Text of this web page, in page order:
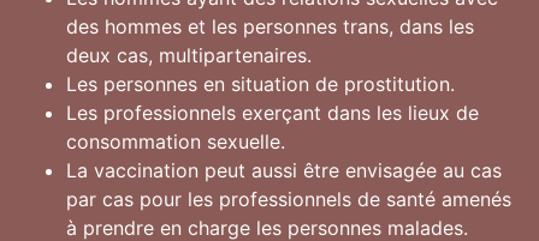
des hommes et les personnes trans, dans les
deux cas, multipartenaires.
Les personnes en situation de prostitution.
Les professionnels exerçant dans les lieux de
consommation sexuelle.
La vaccination peut aussi être envisagée au cas
par cas pour les professionnels de santé amenés
à prendre en charge les personnes malades.